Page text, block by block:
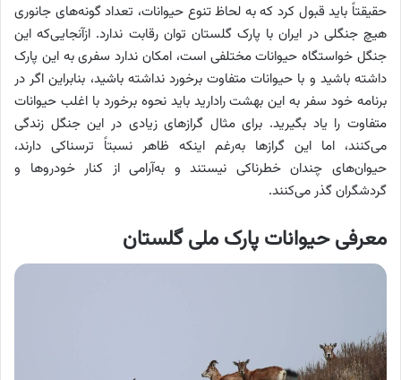
حقیقتاً باید قبول کرد که به لحاظ تنوع حیوانات، تعداد گونه‌های جانوری
هیچ جنگلی در ایران با پارک گلستان توان رقابت ندارد. ازآنجایی‌که این
جنگل خواستگاه حیوانات مختلفی است، امکان ندارد سفری به این پارک
داشته باشید و با حیوانات متفاوت برخورد نداشته باشید، بنابراین اگر در
برنامه خود سفر به این بهشت رادارید باید نحوه برخورد با اغلب حیوانات
متفاوت را یاد بگیرید. برای مثال گرازهای زیادی در این جنگل زندگی
می‌کنند، اما این گرازها به‌رغم اینکه ظاهر نسبتاً ترسناکی دارند،
حیوان‌های چندان خطرناکی نیستند و به‌آرامی از کنار خودروها و
گردشگران گذر می‌کنند.
معرفی حیوانات پارک ملی گلستان